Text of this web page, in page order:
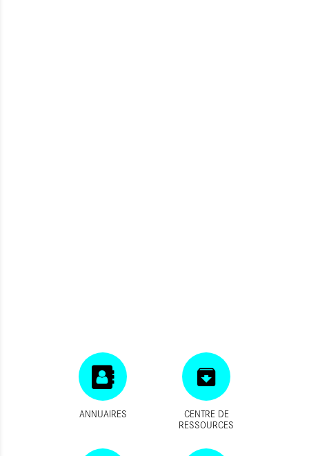
ANNUAIRES
CENTRE DE
RESSOURCES